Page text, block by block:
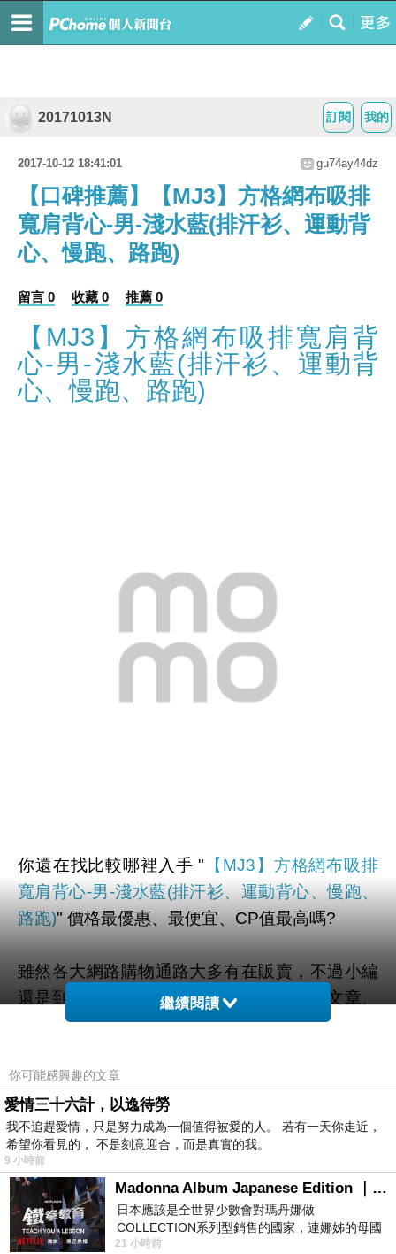
我的
訂閱
20171013N
2017-10-12 18:41:01 gu74ay44dz
【口碑推薦】【MJ3】方格網布吸排
寬肩背心-男-淺水藍(排汗衫、運動背
心、慢跑、路跑)
留言 0 收藏 0 推薦 0
【MJ3】方格網布吸排寬肩背
心-男-淺水藍(排汗衫、運動背
心、慢跑、路跑)
你還在找比較哪裡入手 " 【MJ3】方格網布吸排
寬肩背心-男-淺水藍(排汗衫、運動背心、慢跑、
路跑)" 價格最優惠、最便宜、CP值最高嗎?
雖然各大網路購物通路大多有在販賣，不過小編
還是到奇摩和google搜尋查看一些評價、文章、
YOUTUBE、直播、開箱文 等相關訊息後。
幫您整理出來在
有需要的網友們可以點擊下面按鈕即可獲得最新
的優惠折扣喔！
繼續閱讀
你可能感興趣的文章
愛情三十六計，以逸待勞
我不追趕愛情，只是努力成為一個值得被愛的人。 若有一天你走近，
希望你看見的， 不是刻意迎合，而是真實的我。
9 小時前
Madonna Album Japanese Edition ｜瑪丹娜專輯們2026年日本版重發系列
日本應該是全世界少數會對瑪丹娜做
COLLECTION系列型銷售的國家，連娜姊的母國
美國都沒對她這樣過，這全拜在他們到現在唱片
21 小時前